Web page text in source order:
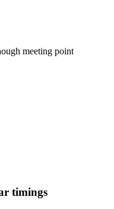
meeting point
timings